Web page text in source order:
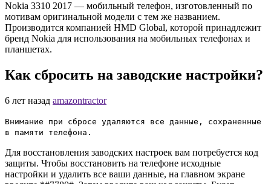
Nokia 3310 2017 — мобильный телефон, изготовленный по
мотивам оригинальной модели с тем же названием.
Производится компанией HMD Global, которой принадлежит
бренд Nokia для использования на мобильных телефонах и
планшетах.
Как сбросить на заводские настройки?
6 лет назад amazontractor
Внимание при сбросе удаляются все данные, сохраненные
в памяти телефона.
Для восстановления заводских настроек вам потребуется код
защиты. Чтобы восстановить на телефоне исходные
настройки и удалить все ваши данные, на главном экране